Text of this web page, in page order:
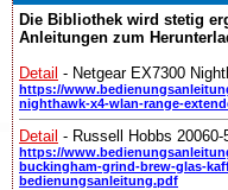
Die Bibliothek wird stetig
Anleitungen zum
Detail - Netgear EX7300
https://
nighthawk-x4-wlan-range-
Detail - Russell Hobbs
https://
buckingham-grind-brew-glas-
bedienungsanleitung.pdf